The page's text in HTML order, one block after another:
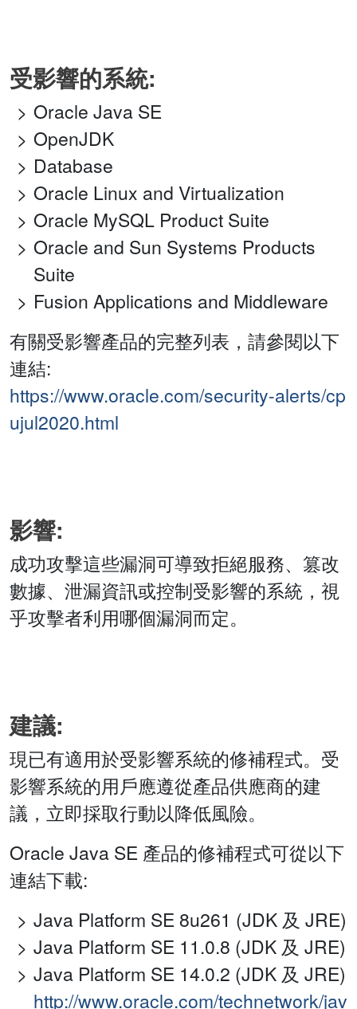
受影響的系統:
Oracle Java SE
OpenJDK
Database
Oracle Linux and Virtualization
Oracle MySQL Product Suite
Oracle and Sun Systems Products
Suite
Fusion Applications and Middleware
有關受影響產品的完整列表，請參閱以下
連結:
https://www.oracle.com/security-alerts/cp
ujul2020.html
影響:
成功攻擊這些漏洞可導致拒絕服務、篡改
數據、泄漏資訊或控制受影響的系統，視
乎攻擊者利用哪個漏洞而定。
建議:
現已有適用於受影響系統的修補程式。受
影響系統的用戶應遵從產品供應商的建
議，立即採取行動以降低風險。
Oracle Java SE 產品的修補程式可從以下
連結下載:
Java Platform SE 8u261 (JDK 及 JRE)
Java Platform SE 11.0.8 (JDK 及 JRE)
Java Platform SE 14.0.2 (JDK 及 JRE)
http://www.oracle.com/technetwork/jav